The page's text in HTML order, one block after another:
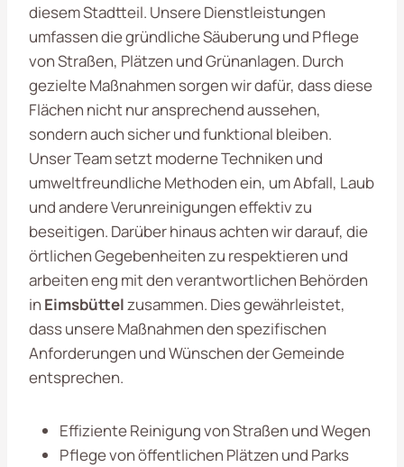
diesem Stadtteil. Unsere Dienstleistungen
umfassen die gründliche Säuberung und Pflege
von Straßen, Plätzen und Grünanlagen. Durch
gezielte Maßnahmen sorgen wir dafür, dass diese
Flächen nicht nur ansprechend aussehen,
sondern auch sicher und funktional bleiben.
Unser Team setzt moderne Techniken und
umweltfreundliche Methoden ein, um Abfall, Laub
und andere Verunreinigungen effektiv zu
beseitigen. Darüber hinaus achten wir darauf, die
örtlichen Gegebenheiten zu respektieren und
arbeiten eng mit den verantwortlichen Behörden
in Eimsbüttelzusammen. Dies gewährleistet,
dass unsere Maßnahmen den spezifischen
Anforderungen und Wünschen der Gemeinde
entsprechen.
Effiziente Reinigung von Straßen und Wegen
Pflege von öffentlichen Plätzen und Parks